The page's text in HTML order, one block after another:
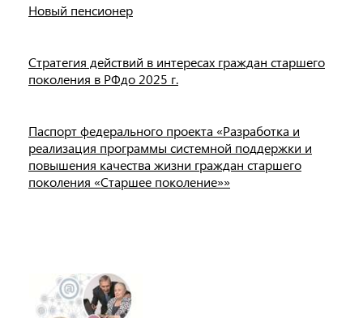
Новый пенсионер
Стратегия действий в интересах граждан старшего
поколения в РФдо 2025 г.
Паспорт федерального проекта «Разработка и
реализация программы системной поддержки и
повышения качества жизни граждан старшего
поколения «Старшее поколение»»